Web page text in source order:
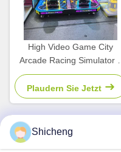
High Video Game City
Arcade Racing Simulator 2
Spieler Verkaufsautomaten
für Kinder
Plaudern Sie Jetzt
Shicheng